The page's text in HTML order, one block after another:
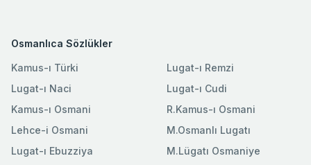
Osmanlıca Sözlükler
Kamus-ı Türki
Lugat-ı Naci
Kamus-ı Osmani
Lehce-i Osmani
Lugat-ı Ebuzziya
Lugat-ı Remzi
Lugat-ı Cudi
R.Kamus-ı Osmani
M.Osmanlı Lugatı
M.Lügatı Osmaniye